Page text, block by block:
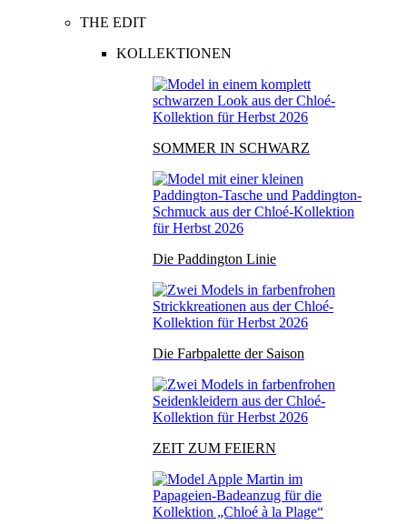
THE EDIT
KOLLEKTIONEN
SOMMER IN SCHWARZ
Die Paddington Linie
Die Farbpalette der Saison
ZEIT ZUM FEIERN